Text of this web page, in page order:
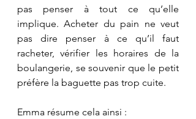
pas penser à tout ce qu’elle
implique. Acheter du pain ne veut
pas dire penser à ce qu’il faut
racheter, vérifier les horaires de la
boulangerie, se souvenir que le petit
préfère la baguette pas trop cuite.
Emma résume cela ainsi :